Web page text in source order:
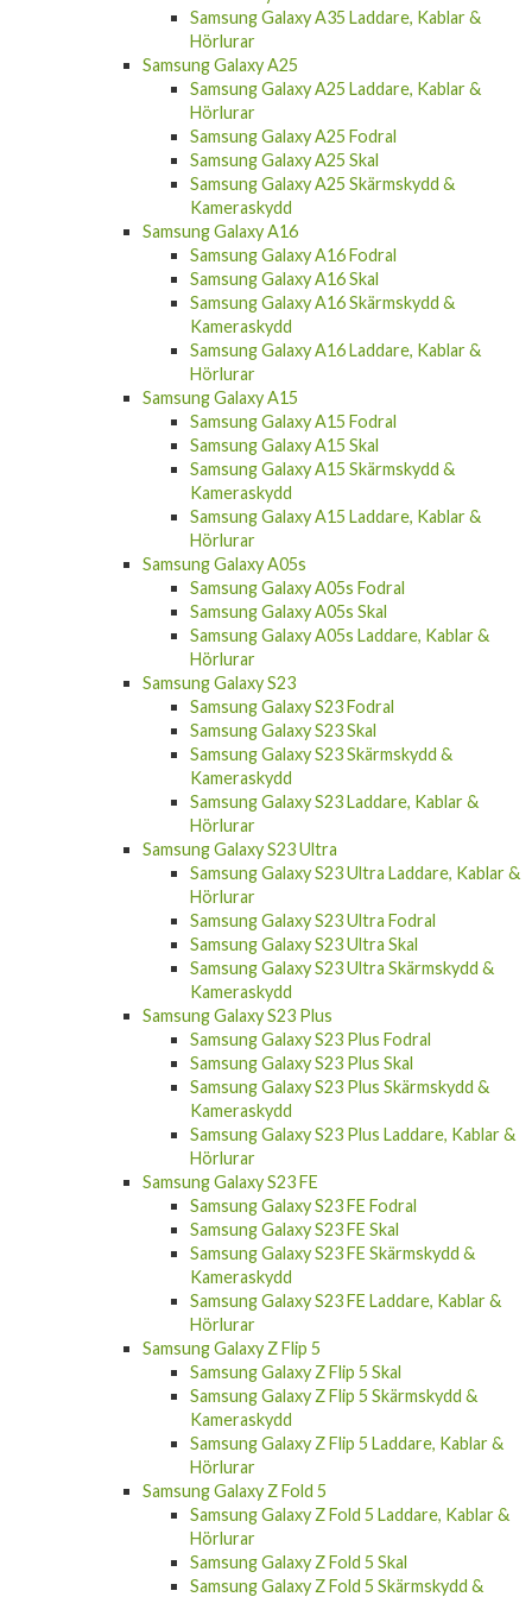
Samsung Galaxy A35 Laddare, Kablar &
Hörlurar
Samsung Galaxy A25
Samsung Galaxy A25 Laddare, Kablar &
Hörlurar
Samsung Galaxy A25 Fodral
Samsung Galaxy A25 Skal
Samsung Galaxy A25 Skärmskydd &
Kameraskydd
Samsung Galaxy A16
Samsung Galaxy A16 Fodral
Samsung Galaxy A16 Skal
Samsung Galaxy A16 Skärmskydd &
Kameraskydd
Samsung Galaxy A16 Laddare, Kablar &
Hörlurar
Samsung Galaxy A15
Samsung Galaxy A15 Fodral
Samsung Galaxy A15 Skal
Samsung Galaxy A15 Skärmskydd &
Kameraskydd
Samsung Galaxy A15 Laddare, Kablar &
Hörlurar
Samsung Galaxy A05s
Samsung Galaxy A05s Fodral
Samsung Galaxy A05s Skal
Samsung Galaxy A05s Laddare, Kablar &
Hörlurar
Samsung Galaxy S23
Samsung Galaxy S23 Fodral
Samsung Galaxy S23 Skal
Samsung Galaxy S23 Skärmskydd &
Kameraskydd
Samsung Galaxy S23 Laddare, Kablar &
Hörlurar
Samsung Galaxy S23 Ultra
Samsung Galaxy S23 Ultra Laddare, Kablar &
Hörlurar
Samsung Galaxy S23 Ultra Fodral
Samsung Galaxy S23 Ultra Skal
Samsung Galaxy S23 Ultra Skärmskydd &
Kameraskydd
Samsung Galaxy S23 Plus
Samsung Galaxy S23 Plus Fodral
Samsung Galaxy S23 Plus Skal
Samsung Galaxy S23 Plus Skärmskydd &
Kameraskydd
Samsung Galaxy S23 Plus Laddare, Kablar &
Hörlurar
Samsung Galaxy S23 FE
Samsung Galaxy S23 FE Fodral
Samsung Galaxy S23 FE Skal
Samsung Galaxy S23 FE Skärmskydd &
Kameraskydd
Samsung Galaxy S23 FE Laddare, Kablar &
Hörlurar
Samsung Galaxy Z Flip 5
Samsung Galaxy Z Flip 5 Skal
Samsung Galaxy Z Flip 5 Skärmskydd &
Kameraskydd
Samsung Galaxy Z Flip 5 Laddare, Kablar &
Hörlurar
Samsung Galaxy Z Fold 5
Samsung Galaxy Z Fold 5 Laddare, Kablar &
Hörlurar
Samsung Galaxy Z Fold 5 Skal
Samsung Galaxy Z Fold 5 Skärmskydd &